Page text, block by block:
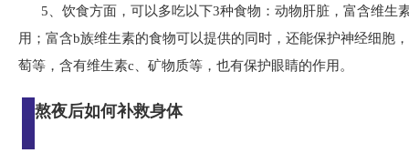
5、饮食方面，可以多吃以下3种食物：动物肝脏，富含维生
用；富含b族维生素的食物可以提供的同时，还能保护神经细胞
萄等，含有维生素c、矿物质等，也有保护眼睛的作用。
熬夜后如何补救身体